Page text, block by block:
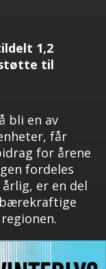
1,2
til
bli en av
får
for årene
fordeles
er en del